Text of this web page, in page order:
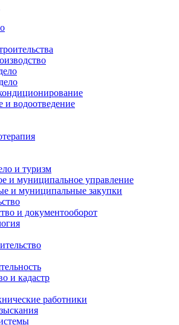
и водоотведение
и туризм
и муниципальное управление
и муниципальные закупки
и документооборот
и кадастр
работники